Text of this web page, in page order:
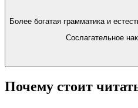
Более богатая грамматика и
Сослагательное
Почему стоит